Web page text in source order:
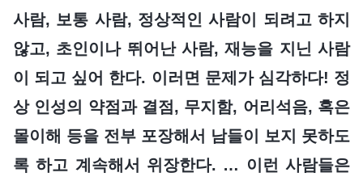
사람, 보통 사람, 정상적인 사람이 되려고 하지
않고, 초인이나 뛰어난 사람, 재능을 지닌 사람
이 되고 싶어 한다. 이러면 문제가 심각하다! 정
상 인성의 약점과 결점, 무지함, 어리석음, 혹은
몰이해 등을 전부 포장해서 남들이 보지 못하도
록 하고 계속해서 위장한다. … 이런 사람들은